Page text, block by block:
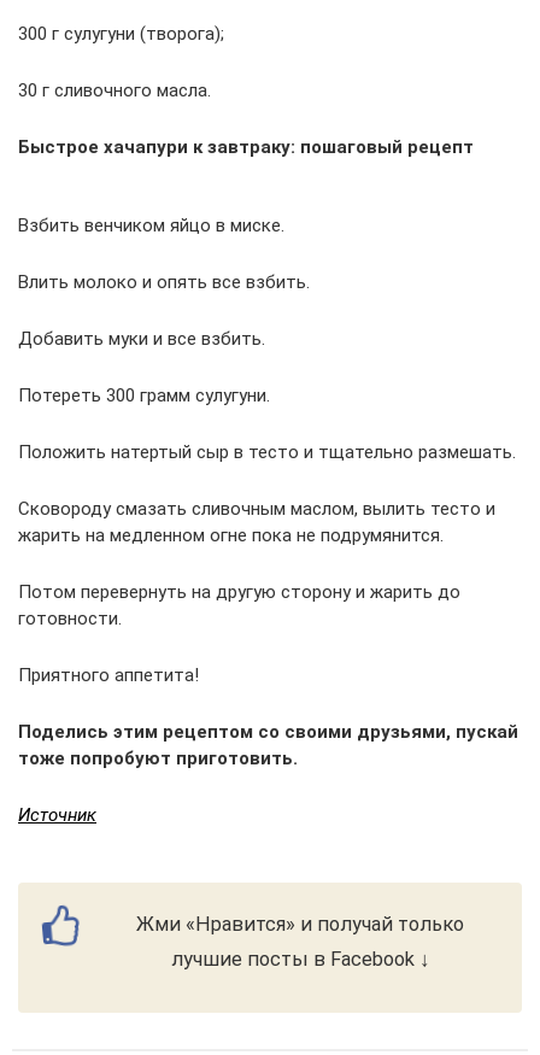
300 г сулугуни (творога);
30 г сливочного масла.
Быстрое хачапури к завтраку: пошаговый рецепт
Взбить венчиком яйцо в миске.
Влить молоко и опять все взбить.
Добавить муки и все взбить.
Потереть 300 грамм сулугуни.
Положить натертый сыр в тесто и тщательно размешать.
Сковороду смазать сливочным маслом, вылить тесто и
жарить на медленном огне пока не подрумянится.
Потом перевернуть на другую сторону и жарить до
готовности.
Приятного аппетита!
Поделись этим рецептом со своими друзьями, пускай
тоже попробуют приготовить.
Источник
Жми «Нравится» и получай только
лучшие посты в Facebook ↓